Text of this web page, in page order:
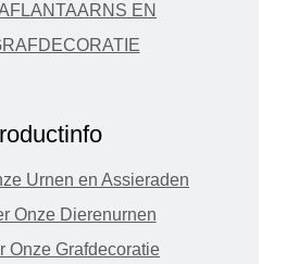
EN
Urnen en Assieraden
Onze Dierenurnen
Onze Grafdecoratie